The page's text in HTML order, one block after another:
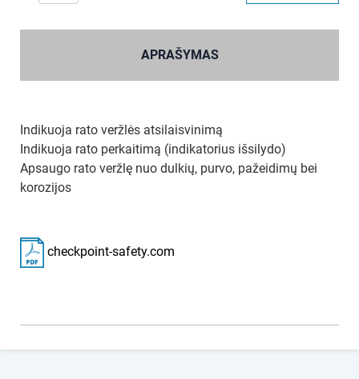
APRAŠYMAS
Indikuoja rato veržlės atsilaisvinimą
Indikuoja rato perkaitimą (indikatorius išsilydo)
Apsaugo rato veržlę nuo dulkių, purvo, pažeidimų bei
korozijos
checkpoint-safety.com